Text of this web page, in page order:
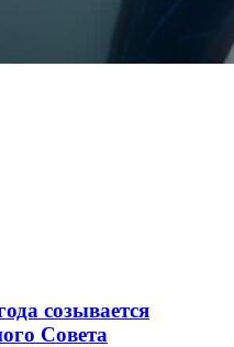
созывается
Совета